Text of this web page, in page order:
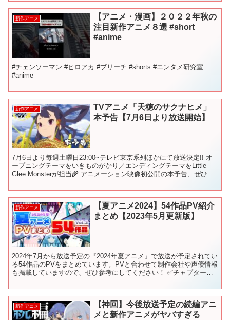
新作アニメ
【アニメ・漫画】２０２２年秋の
注目新作アニメ８選 #short
#anime
#チェンソーマン #ヒロアカ #ブリーチ #shorts #エンタメ研究室
#anime
新作アニメ
TVアニメ「天穂のサクナヒメ」
本予告【7月6日より放送開始】
7月6日より毎週土曜日23:00~テレビ東京系列ほかにて放送決定!! オ
ープニングテーマをいきものがかり／エンディングテーマをLittle
Glee Monsterが担当🌾 アニメーション映像初公開の本予告、ぜひご
新作アニメ
【夏アニメ2024】54作品PV紹介
まとめ【2023年5月更新版】
2024年7月から放送予定の『2024年夏アニメ』で放送が予定されてい
る54作品のPVをまとめています。PVと合わせて制作会社や声優情報
も掲載していますので、ぜひ参考にしてください！ ✅チャプターリ
新作アニメ
【神回】今後放送予定の続編アニ
メと新作アニメがヤバすぎる